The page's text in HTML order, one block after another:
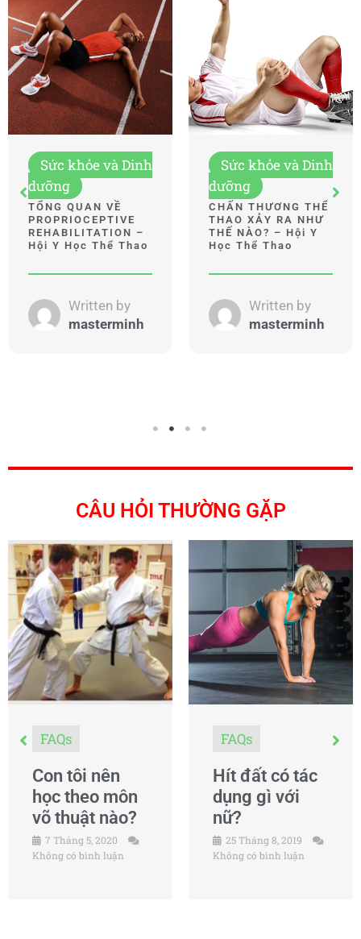
Sức khỏe và Dinh
dưỡng
TỔNG QUAN VỀ
PROPRIOCEPTIVE
REHABILITATION –
Hội Y Học Thể Thao
Written by
masterminh
Sức khỏe và Dinh
dưỡng
CHẤN THƯƠNG THỂ
THAO XẢY RA NHƯ
THẾ NÀO? – Hội Y
Học Thể Thao
Written by
masterminh
CÂU HỎI THƯỜNG GẶP
FAQs
Con tôi nên
học theo môn
võ thuật nào?
7 Tháng 5, 2020
Không có bình luận
FAQs
Hít đất có tác
dụng gì với
nữ?
25 Tháng 8, 2019
Không có bình luận